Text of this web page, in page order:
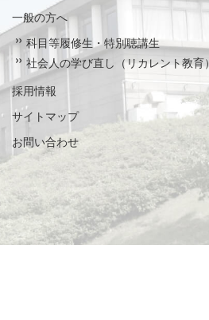
一般の方へ
科目等履修生・特別聴講生
社会人の学び直し（リカレント教育）
採用情報
サイトマップ
お問い合わせ